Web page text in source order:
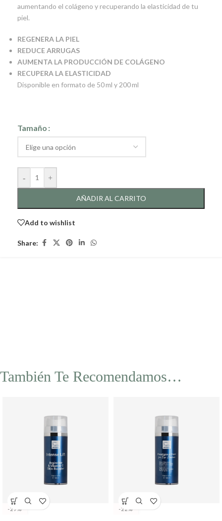
aumentando el colágeno y recuperando la elasticidad de tu
piel.
REGENERA LA PIEL
REDUCE ARRUGAS
AUMENTA LA PRODUCCIÓN DE COLÁGENO
RECUPERA LA ELASTICIDAD
Disponible en formato de 50 ml y 200 ml
Tamaño
- +
AÑADIR AL CARRITO
Add to wishlist
Share:
También Te Recomendamos…
-27% -22%